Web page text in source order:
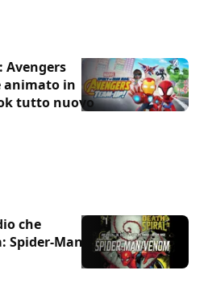
Avengers
animato in
tutto nuovo
che
Spider-Man